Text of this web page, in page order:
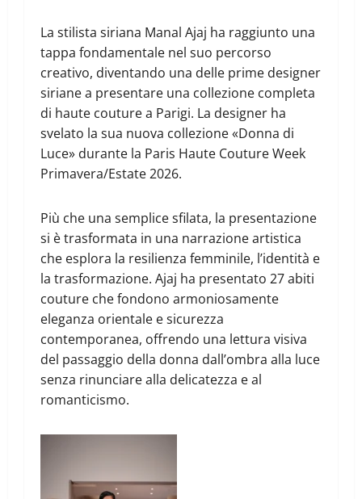
La stilista siriana Manal Ajaj ha raggiunto una
tappa fondamentale nel suo percorso
creativo, diventando una delle prime designer
siriane a presentare una collezione completa
di haute couture a Parigi. La designer ha
svelato la sua nuova collezione «Donna di
Luce» durante la Paris Haute Couture Week
Primavera/Estate 2026.
Più che una semplice sfilata, la presentazione
si è trasformata in una narrazione artistica
che esplora la resilienza femminile, l’identità e
la trasformazione. Ajaj ha presentato 27 abiti
couture che fondono armoniosamente
eleganza orientale e sicurezza
contemporanea, offrendo una lettura visiva
del passaggio della donna dall’ombra alla luce
senza rinunciare alla delicatezza e al
romanticismo.